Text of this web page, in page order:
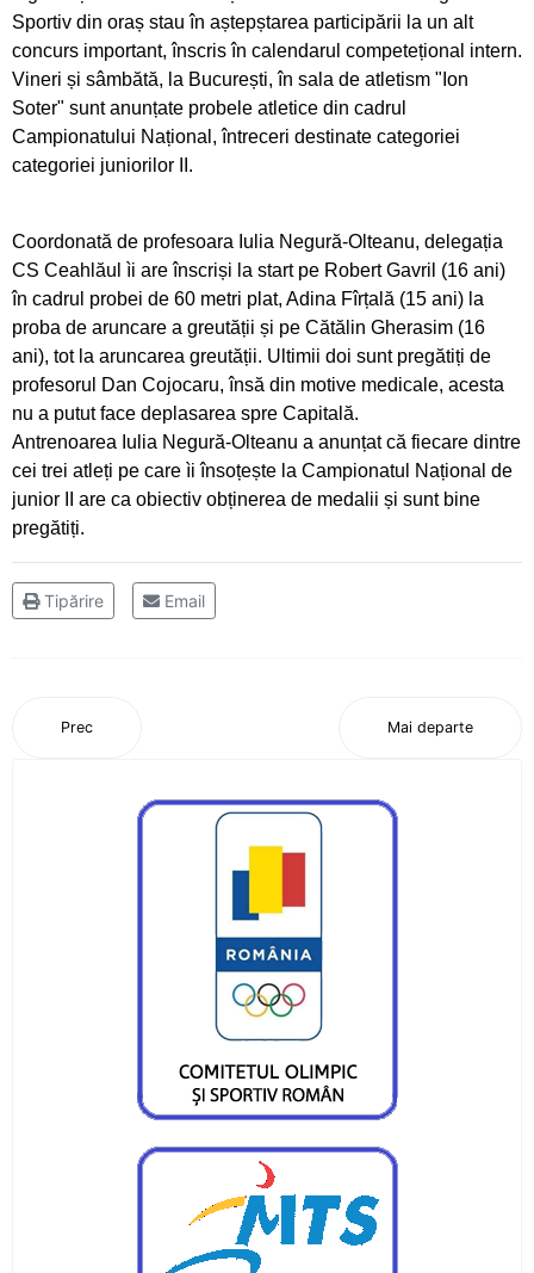
Pregătiri cu folos pentru Campionatul Mondial
din Franța
Obiectiv de medalii la ultimul concurs pe
ergometru
Campionatul de Karate Traditional Fudokan
Cooptați la loturile naționale de juniori
Medalii pentru CS Ceahlăul la Campionatele
Mondiale de telegrafie viteză
Georgiana Blanariu, medalie de aur la
Campionatul Balcanic
Canotajul pietrean, o "uzină de medalii"
Varese
Silviu Daniel Munteanu, cel mai bun junior din
Sezon cu rezultate frumoase pentru aruncările
CS Ceahlăului
Adina Fîrțală și Darius Gavriloaia, reprezentanții
CS Ceahlăului în Slovacia
Doi atleți pietreni au adus medalii importante
lotului României
Obiective îndeplinite pentru atleții CS Ceahlăul
și LPS Piatra Neamț
Sportiv din oraș stau în aștepștarea participării la un alt
concurs important, înscris în calendarul competețional intern.
Vineri și sâmbătă, la București, în sala de atletism "Ion
Soter" sunt anunțate probele atletice din cadrul
Campionatului Național, întreceri destinate categoriei
categoriei juniorilor II.
Coordonată de profesoara Iulia Negură-Olteanu, delegația
CS Ceahlăul ìi are înscriși la start pe Robert Gavril (16 ani)
în cadrul probei de 60 metri plat, Adina Fîrțală (15 ani) la
proba de aruncare a greutății și pe Cătălin Gherasim (16
ani), tot la aruncarea greutății. Ultimii doi sunt pregătiți de
profesorul Dan Cojocaru, însă din motive medicale, acesta
nu a putut face deplasarea spre Capitală.
Antrenoarea Iulia Negură-Olteanu a anunțat că fiecare dintre
cei trei atleți pe care ìi însoțește la Campionatul Național de
junior II are ca obiectiv obținerea de medalii și sunt bine
pregătiți.
Tipărire Email
Prec Mai departe